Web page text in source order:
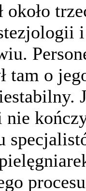
około
tam o
nie